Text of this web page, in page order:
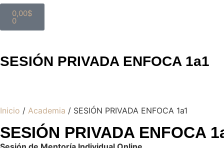
0,00$
0
SESIÓN PRIVADA ENFOCA 1a1
Inicio / Academia / SESIÓN PRIVADA ENFOCA 1a1
SESIÓN PRIVADA ENFOCA